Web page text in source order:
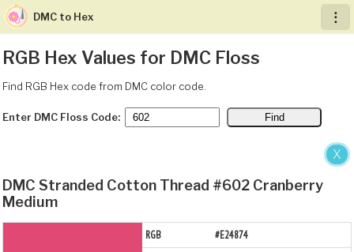
X
︙
DMC to Hex
RGB Hex Values for DMC Floss
Find RGB Hex code from DMC color code.
Enter DMC Floss Code:
DMC Stranded Cotton Thread #602 Cranberry
Medium
RGB
#E24874